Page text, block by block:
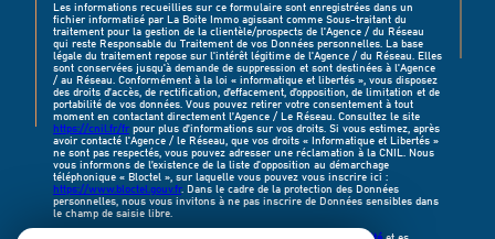
Les informations recueillies sur ce formulaire sont enregistrées dans un
fichier informatisé par La Boite Immo agissant comme Sous-traitant du
traitement pour la gestion de la clientèle/prospects de l'Agence / du Réseau
qui reste Responsable du Traitement de vos Données personnelles. La base
légale du traitement repose sur l'intérêt légitime de l'Agence / du Réseau. Elles
sont conservées jusqu'à demande de suppression et sont destinées à l'Agence
/ au Réseau. Conformément à la loi « informatique et libertés », vous disposez
des droits d’accès, de rectification, d’effacement, d’opposition, de limitation et de
portabilité de vos données. Vous pouvez retirer votre consentement à tout
moment en contactant directement l’Agence / Le Réseau. Consultez le site
https://cnil.fr/fr pour plus d’informations sur vos droits. Si vous estimez, après
avoir contacté l'Agence / le Réseau, que vos droits « Informatique et Libertés »
ne sont pas respectés, vous pouvez adresser une réclamation à la CNIL. Nous
vous informons de l’existence de la liste d'opposition au démarchage
téléphonique « Bloctel », sur laquelle vous pouvez vous inscrire ici :
https://www.bloctel.gouv.fr. Dans le cadre de la protection des Données
personnelles, nous vous invitons à ne pas inscrire de Données sensibles dans
le champ de saisie libre.